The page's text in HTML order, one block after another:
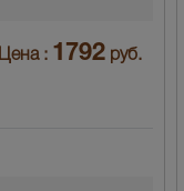
Цена : 1792 руб.